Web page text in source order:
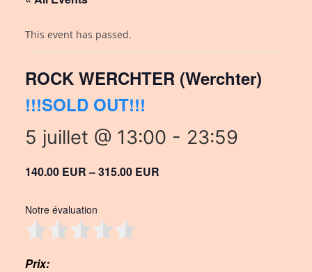
This event has passed.
ROCK WERCHTER (Werchter)
!!!SOLD OUT!!!
5 juillet @ 13:00 - 23:59
140.00 EUR – 315.00 EUR
Notre évaluation
Prix: